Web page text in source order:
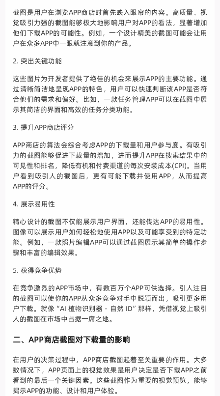
截图是用户在浏览APP商店时首先映入眼帘的内容。高质量、视
觉吸引力强的截图能够极大地影响用户对APP的看法，显著增加
他们下载APP的可能性。例如，一个设计精美的截图可能会让用
户在众多APP中一眼就注意到你的产品。
2. 突出关键功能
这些图片为开发者提供了绝佳的机会来展示APP的主要功能。通
过清晰简洁地呈现APP的特色，用户可以快速判断该APP是否符
合他们的需求和偏好。比如，一款任务管理APP可以在截图中展
示其简洁的界面和高效的任务分类功能。
3. 提升APP商店评分
APP商店的算法会综合考虑APP的下载量和用户参与度。有吸引
力的截图能够促进下载量的增加，进而提升APP在搜索结果中的
可见性和排名，降低有机和付费渠道的每次安装成本(CPI)。当用
户看到吸引人的截图后，更有可能下载并使用APP，从而提高
APP的评分。
4. 展示易用性
精心设计的截图不仅能展示用户界面，还能传达APP的易用性。
图像可以展示用户如何轻松地使用APP以及可能享受到的特定功
能。例如，一款照片编辑APP可以通过截图展示其简单的操作步
骤和丰富的编辑效果。
5. 获得竞争优势
在竞争激烈的APP市场中，有数百万个APP可供选择。引人注目
的截图可以使你的APP从众多竞争对手中脱颖而出，吸引更多用
户下载。就像“AI 植物识别器 - 自然 ID”那样，凭借视觉上吸引
人的截图在市场中占据一席之地。
二、APP商店截图对下载量的影响
在用户的决策过程中，APP商店截图起着至关重要的作用。大多
数情况下，APP页面上的视觉效果是用户决定是否下载APP之前
看到的最后一个关键因素。这些截图作为重要的视觉预览，能够
揭示APP的功能、设计和用户体验。